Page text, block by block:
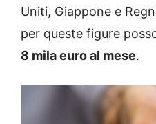
Uniti, Giappone e
per queste figure
8 mila euro al mese.